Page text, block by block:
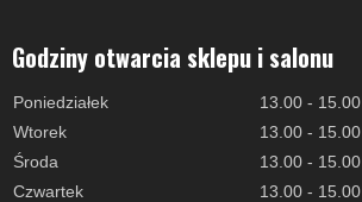
Godziny otwarcia sklepu i salonu
Poniedziałek
13.00 - 15.00
Wtorek
13.00 - 15.00
Środa
13.00 - 15.00
Czwartek
13.00 - 15.00